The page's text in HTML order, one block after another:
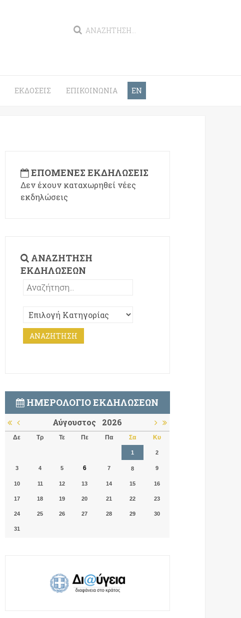
ΕΚΔΌΣΕΙΣ ΕΠΙΚΟΙΝΩΝΊΑ EN
ΕΠΌΜΕΝΕΣ ΕΚΔΗΛΏΣΕΙΣ
Δεν έχουν καταχωρηθεί νέες
εκδηλώσεις
ΑΝΑΖΉΤΗΣΗ
ΕΚΔΗΛΏΣΕΩΝ
ΗΜΕΡΟΛΌΓΙΟ ΕΚΔΗΛΏΣΕΩΝ
Αύγουστος 2026
Δε Τρ Τε Πε Πα Σα Κυ
1 2
3 4 5 6 7 8 9
10 11 12 13 14 15 16
17 18 19 20 21 22 23
24 25 26 27 28 29 30
31